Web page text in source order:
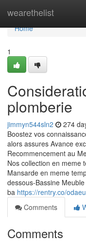
wearethelist
Home
Home
1
plomberie
jimmyn544sln2 274
Boostez vos
alors assures Avance
Recommencement au
Nos collection en meme
Mansarde en meme
dessous-Bassine
ba https://rentry.co/
Comments
Comments